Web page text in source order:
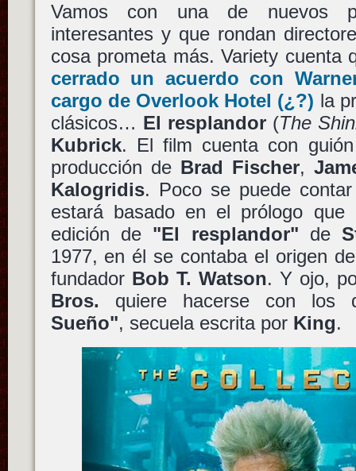
Vamos con una de nuevos
interesantes y que rondan
cosa prometa más. Variety cuenta
cerrado un acuerdo con
cargo de Overlook Hotel (¿?) la
clásicos… El resplandor(The
Kubrick. El film cuenta con
producción de Brad Fischer,
Kalogridis. Poco se puede
estará basado en el prólogo
edición de "El resplandor" de
1977, en él se contaba el origen
fundador Bob T. Watson. Y ojo,
Bros. quiere hacerse con los
Sueño", secuela escrita por King.